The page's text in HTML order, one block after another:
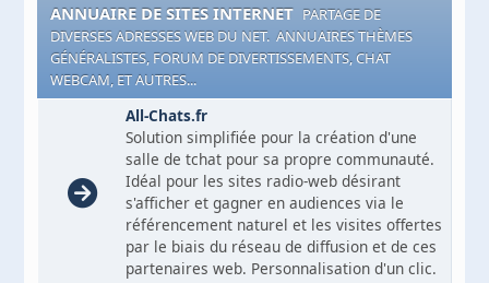
ANNUAIRE DE SITES INTERNET PARTAGE DE
DIVERSES ADRESSES WEB DU NET. ANNUAIRES THÈMES
GÉNÉRALISTES, FORUM DE DIVERTISSEMENTS, CHAT
WEBCAM, ET AUTRES...
All-Chats.fr
Solution simplifiée pour la création d'une
salle de tchat pour sa propre communauté.
Idéal pour les sites radio-web désirant
s'afficher et gagner en audiences via le
référencement naturel et les visites offertes
par le biais du réseau de diffusion et de ces
partenaires web. Personnalisation d'un clic.